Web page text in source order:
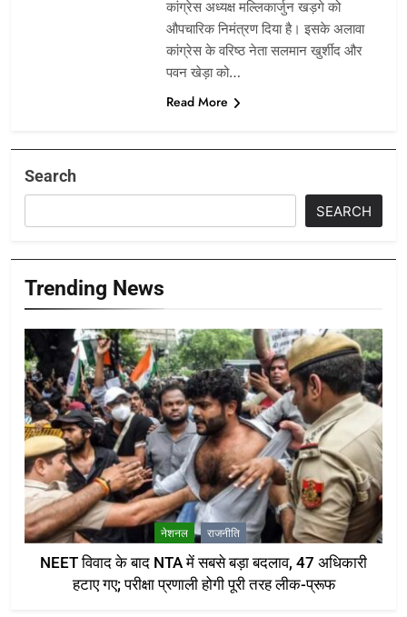
कांग्रेस अध्यक्ष मल्लिकार्जुन खड़गे को
औपचारिक निमंत्रण दिया है। इसके अलावा
कांग्रेस के वरिष्ठ नेता सलमान खुर्शीद और
पवन खेड़ा को…
Read More
Search
SEARCH
Trending News
नेशनल राजनीति
NEET विवाद के बाद NTA में सबसे बड़ा बदलाव, 47 अधिकारी
हटाए गए; परीक्षा प्रणाली होगी पूरी तरह लीक-प्रूफ